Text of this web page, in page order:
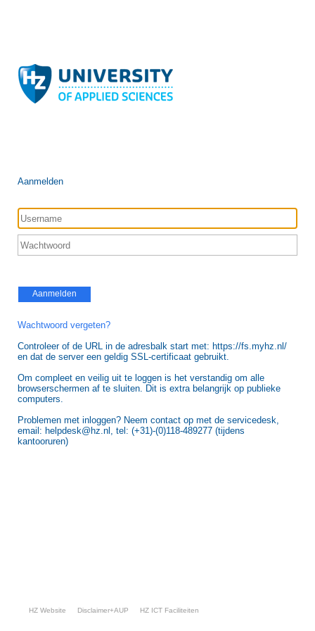
Aanmelden
Aanmelden
Wachtwoord vergeten?
Controleer of de URL in de adresbalk start met: https://fs.myhz.nl/
en dat de server een geldig SSL-certificaat gebruikt.
Om compleet en veilig uit te loggen is het verstandig om alle
browserschermen af te sluiten. Dit is extra belangrijk op publieke
computers.
Problemen met inloggen? Neem contact op met de servicedesk,
email: helpdesk@hz.nl, tel: (+31)-(0)118-489277 (tijdens
kantooruren)
HZ Website Disclaimer+AUP HZ ICT Faciliteiten